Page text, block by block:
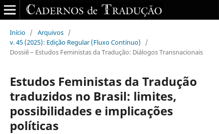
Início / Arquivos /
v. 45 (2025): Edição Regular (Fluxo Contínuo)
/
Dossiê – Estudos Feministas da Tradução: Diálogos Transnacionais
Estudos Feministas da Tradução
traduzidos no Brasil: limites,
possibilidades e implicações
políticas